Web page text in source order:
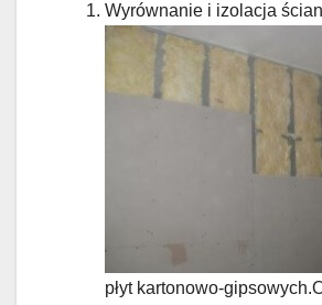
Wyrównanie i izolacja
płyt kartonowo-